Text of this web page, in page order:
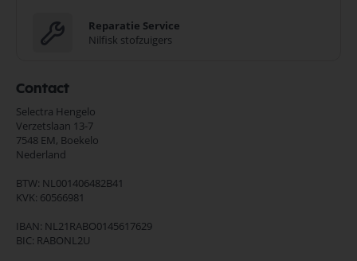
Reparatie Service
Nilfisk stofzuigers
Contact
Selectra Hengelo
Verzetslaan 13-7
7548 EM, Boekelo
Nederland
BTW: NL001406482B41
KVK: 60566981
IBAN: NL21RABO0145617629
BIC: RABONL2U